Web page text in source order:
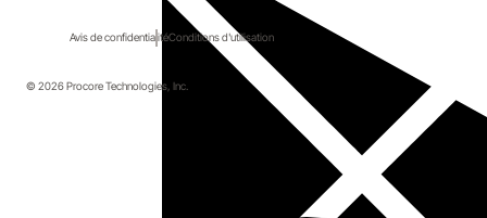
Avis de confidentialitéConditions d'utilisation
© 2026 Procore Technologies, Inc.